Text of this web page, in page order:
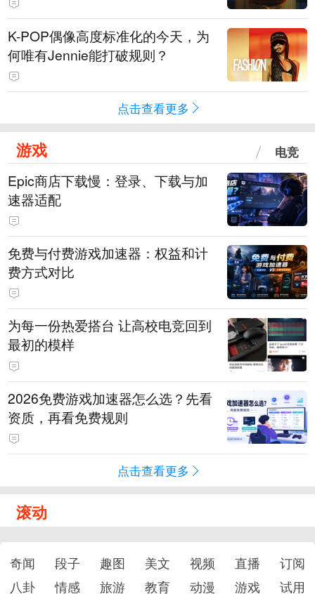
K-POP偶像高度标准化的今天，为
何唯有Jennie能打破规则？
点击查看更多
游戏 电竞
Epic商店下载慢：登录、下载与加
速器适配
免费与付费游戏加速器：权益和计
费方式对比
为每一份热爱搭台 让高校电竞回到
最初的模样
2026免费游戏加速器怎么选？先看
资质，再看免费规则
点击查看更多
滚动
奇闻 段子 趣图 美文 视频 直播
订阅
八卦
情感 旅游 教育 动漫 游戏 试用